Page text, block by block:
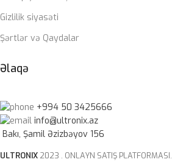
Gizlilik siyasəti
Şərtlər və Qaydalar
Əlaqə
+994 50 3425666
info@ultronix.az
Bakı, Şamil Əzizbəyov 156
ULTRONIX 2023 . ONLAYN SATIŞ PLATFORMASI.